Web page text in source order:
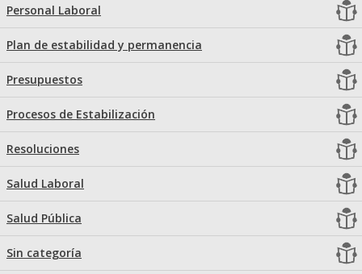
Personal Laboral
Plan de estabilidad y permanencia
Presupuestos
Procesos de Estabilización
Resoluciones
Salud Laboral
Salud Pública
Sin categoría